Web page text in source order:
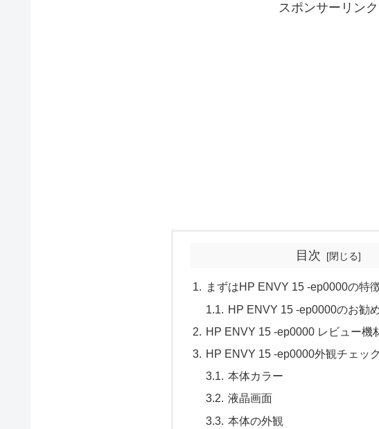
スポンサーリンク
目次
まずはHP ENVY 15 -ep0000の特
HP ENVY 15 -ep0000のお勧
HP ENVY 15 -ep0000 レビュー機
HP ENVY 15 -ep0000外観チェック
本体カラー
液晶画面
本体の外観